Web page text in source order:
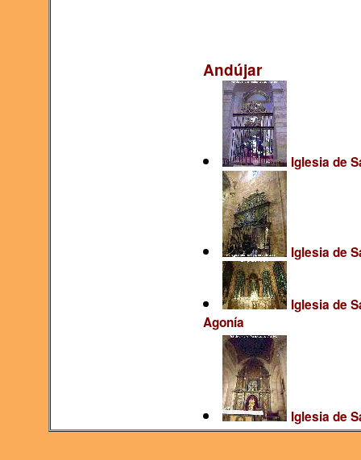
Andújar
Iglesia de
Iglesia de
Iglesia de
Agonía
Iglesia de